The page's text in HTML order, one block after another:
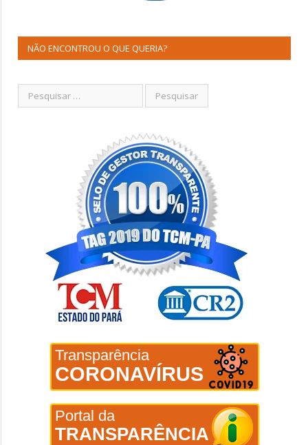
NÃO ENCONTROU O QUE QUERIA?
Transparência
CORONAVÍRUS
Portal da
TRANSPARÊNCIA